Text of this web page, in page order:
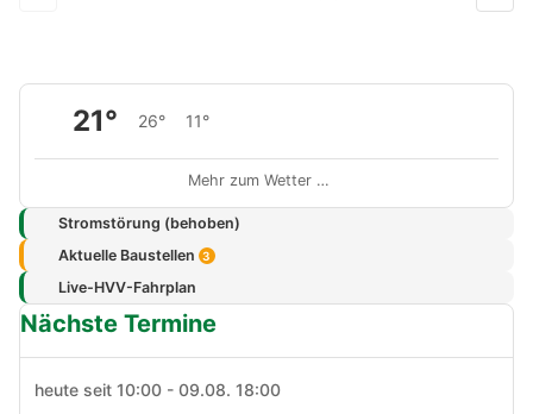
21° 26° 11°
Mehr zum Wetter …
Stromstörung (behoben)
Aktuelle Baustellen 3
Live-HVV-Fahrplan
Nächste Termine
heute seit 10:00 - 09.08. 18:00